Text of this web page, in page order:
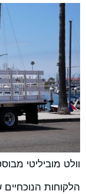
וולט מוביליטי